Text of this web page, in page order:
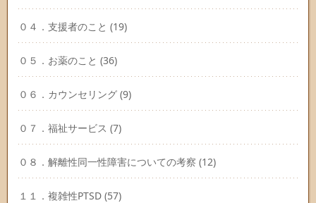
０４．支援者のこと (19)
０５．お薬のこと (36)
０６．カウンセリング (9)
０７．福祉サービス (7)
０８．解離性同一性障害についての考察 (12)
１１．複雑性PTSD (57)